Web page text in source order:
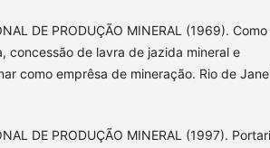
DE PRODUÇÃO MINERAL (1969).
concessão de lavra de jazida mineral e
como emprêsa de mineração. Rio de
DE PRODUÇÃO MINERAL (1997).